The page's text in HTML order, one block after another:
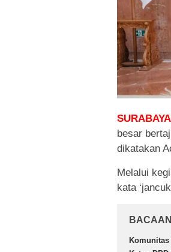
besar
dikatakan
Melalui
kata